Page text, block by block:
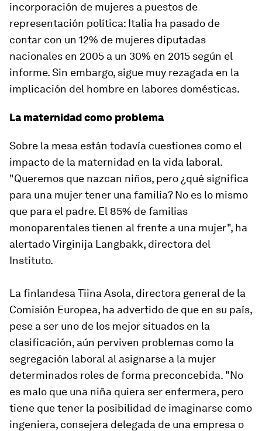
incorporación de mujeres a puestos de
representación política: Italia ha pasado de
contar con un 12% de mujeres diputadas
nacionales en 2005 a un 30% en 2015 según el
informe. Sin embargo, sigue muy rezagada en la
implicación del hombre en labores domésticas.
La maternidad como problema
Sobre la mesa están todavía cuestiones como el
impacto de la maternidad en la vida laboral.
"Queremos que nazcan niños, pero ¿qué significa
para una mujer tener una familia? No es lo mismo
que para el padre. El 85% de familias
monoparentales tienen al frente a una mujer", ha
alertado Virginija Langbakk, directora del
Instituto.
La finlandesa Tiina Asola, directora general de la
Comisión Europea, ha advertido de que en su país,
pese a ser uno de los mejor situados en la
clasificación, aún perviven problemas como la
segregación laboral al asignarse a la mujer
determinados roles de forma preconcebida. "No
es malo que una niña quiera ser enfermera, pero
tiene que tener la posibilidad de imaginarse como
ingeniera, consejera delegada de una empresa o